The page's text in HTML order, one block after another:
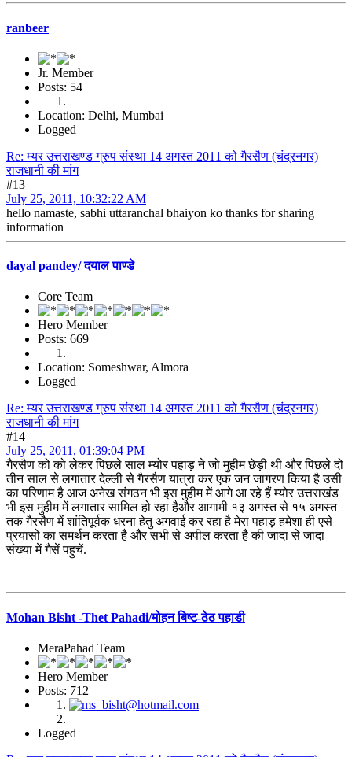
ranbeer
Jr. Member
Posts: 54
Location: Delhi, Mumbai
Logged
Re: म्यर उत्तराखण्ड ग्रुप संस्था 14 अगस्त 2011 को गैरसैण (चंद्रनगर)
राजधानी की मांग
#13
July 25, 2011, 10:32:22 AM
hello namaste, sabhi uttaranchal bhaiyon ko thanks for sharing
information
dayal pandey/ दयाल पाण्डे
Core Team
Hero Member
Posts: 669
Location: Someshwar, Almora
Logged
Re: म्यर उत्तराखण्ड ग्रुप संस्था 14 अगस्त 2011 को गैरसैण (चंद्रनगर)
राजधानी की मांग
#14
July 25, 2011, 01:39:04 PM
गैरसैण को को लेकर पिछले साल म्योर पहाड़ ने जो मुहीम छेड़ी थी और पिछले दो
तीन साल से लगातार देल्ली से गैरसैण यात्रा कर एक जन जागरण किया है उसी
का परिणाम है आज अनेख संगठन भी इस मुहीम में आगे आ रहे हैं म्योर उत्तराखंड
भी इस मुहीम में लगातार सामिल हो रहा हैऔर आगामी १३ अगस्त से १५ अगस्त
तक गैरसैण में शांतिपूर्वक धरना हेतु अगवाई कर रहा है मेरा पहाड़ हमेशा ही एसे
प्रयासों का समर्थन करता है और सभी से अपील करता है की जादा से जादा
संख्या में गैसें पहुचें.
Mohan Bisht -Thet Pahadi/मोहन बिष्ट-ठेठ पहाडी
MeraPahad Team
Hero Member
Posts: 712
Logged